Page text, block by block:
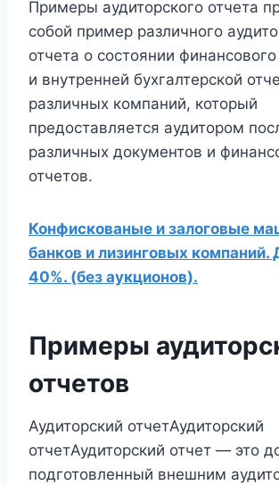
Примеры аудиторского отчета
собой пример различного
отчета о состоянии
и внутренней бухгалтерской
различных компаний, который
предоставляется аудитором
различных документов и
отчетов.
Конфискованые и залоговые
банков и лизинговых компаний.
40%. (без аукционов).
Примеры
отчетов
Аудиторский отчетАудиторский
отчетАудиторский отчет — это
подготовленный внешним